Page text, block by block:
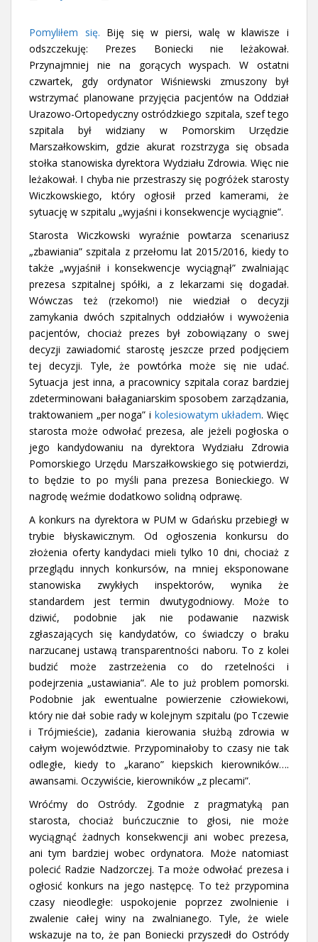
Pomyliłem się. Biję się w piersi, walę w klawisze i
odszczekuję: Prezes Boniecki nie leżakował.
Przynajmniej nie na gorących wyspach. W ostatni
czwartek, gdy ordynator Wiśniewski zmuszony był
wstrzymać planowane przyjęcia pacjentów na Oddział
Urazowo-Ortopedyczny ostródzkiego szpitala, szef tego
szpitala był widziany w Pomorskim Urzędzie
Marszałkowskim, gdzie akurat rozstrzyga się obsada
stołka stanowiska dyrektora Wydziału Zdrowia. Więc nie
leżakował. I chyba nie przestraszy się pogróżek starosty
Wiczkowskiego, który ogłosił przed kamerami, że
sytuację w szpitalu „wyjaśni i konsekwencje wyciągnie”.
Starosta Wiczkowski wyraźnie powtarza scenariusz
„zbawiania” szpitala z przełomu lat 2015/2016, kiedy to
także „wyjaśnił i konsekwencje wyciągnął” zwalniając
prezesa szpitalnej spółki, a z lekarzami się dogadał.
Wówczas też (rzekomo!) nie wiedział o decyzji
zamykania dwóch szpitalnych oddziałów i wywożenia
pacjentów, chociaż prezes był zobowiązany o swej
decyzji zawiadomić starostę jeszcze przed podjęciem
tej decyzji. Tyle, że powtórka może się nie udać.
Sytuacja jest inna, a pracownicy szpitala coraz bardziej
zdeterminowani bałaganiarskim sposobem zarządzania,
traktowaniem „per noga” i kolesiowatym układem. Więc
starosta może odwołać prezesa, ale jeżeli pogłoska o
jego kandydowaniu na dyrektora Wydziału Zdrowia
Pomorskiego Urzędu Marszałkowskiego się potwierdzi,
to będzie to po myśli pana prezesa Bonieckiego. W
nagrodę weźmie dodatkowo solidną odprawę.
A konkurs na dyrektora w PUM w Gdańsku przebiegł w
trybie błyskawicznym. Od ogłoszenia konkursu do
złożenia oferty kandydaci mieli tylko 10 dni, chociaż z
przeglądu innych konkursów, na mniej eksponowane
stanowiska zwykłych inspektorów, wynika że
standardem jest termin dwutygodniowy. Może to
dziwić, podobnie jak nie podawanie nazwisk
zgłaszających się kandydatów, co świadczy o braku
narzucanej ustawą transparentności naboru. To z kolei
budzić może zastrzeżenia co do rzetelności i
podejrzenia „ustawiania”. Ale to już problem pomorski.
Podobnie jak ewentualne powierzenie człowiekowi,
który nie dał sobie rady w kolejnym szpitalu (po Tczewie
i Trójmieście), zadania kierowania służbą zdrowia w
całym województwie. Przypominałoby to czasy nie tak
odległe, kiedy to „karano” kiepskich kierowników….
awansami. Oczywiście, kierowników „z plecami”.
Wróćmy do Ostródy. Zgodnie z pragmatyką pan
starosta, chociaż buńczucznie to głosi, nie może
wyciągnąć żadnych konsekwencji ani wobec prezesa,
ani tym bardziej wobec ordynatora. Może natomiast
polecić Radzie Nadzorczej. Ta może odwołać prezesa i
ogłosić konkurs na jego następcę. To też przypomina
czasy nieodległe: uspokojenie poprzez zwolnienie i
zwalenie całej winy na zwalnianego. Tyle, że wiele
wskazuje na to, że pan Boniecki przyszedł do Ostródy